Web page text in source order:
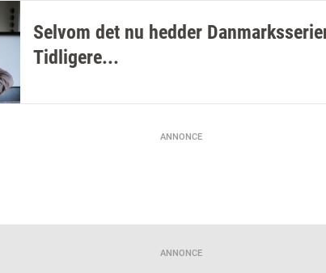
Selvom det nu hedder
Tidligere...
ANNONCE
ANNONCE